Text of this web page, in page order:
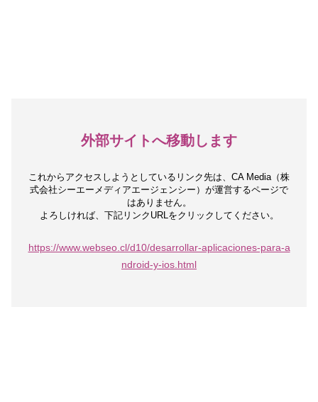
外部サイトへ移動します
これからアクセスしようとしているリンク先は、 CA Media（株
式会社シーエーメディアエージェンシー）が運営するページで
はありません。
よろしければ、下記リンクURLをクリックしてください。
https://www.webseo.cl/d10/desarrollar-aplicaciones-para-a
ndroid-y-ios.html